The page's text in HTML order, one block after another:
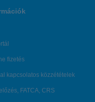
fizetés
kapcsolatos közzétételek
FATCA, CRS